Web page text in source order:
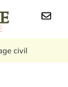
sur
civil